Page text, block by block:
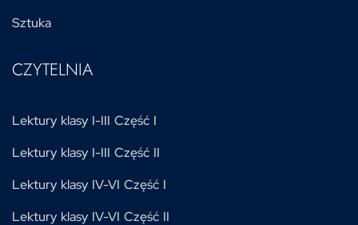
Sztuka
CZYTELNIA
Lektury klasy I-III Część I
Lektury klasy I-III Część II
Lektury klasy IV-VI Część I
Lektury klasy IV-VI Część II